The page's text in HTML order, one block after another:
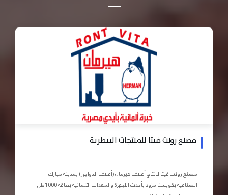
مصنع رونت فيتا للمنتجات البيطرية
مصنع رونت فيتا لإنتاج أعلاف هيرمان (أعلاف الدواجن) بمدينة مبارك
الصناعية بقويسنا مزود بأحدث الأجهزة والمعدات الآلمانية بطاقة 1000طن